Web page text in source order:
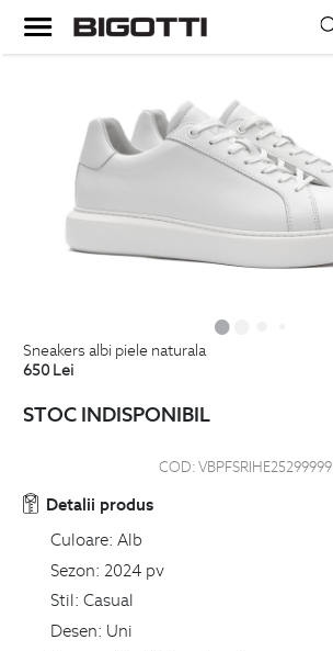
sneakers albi piele naturala
650 Lei
STOC INDISPONIBIL
COD:VBPFSRIHE25299999
Detalii produs
Culoare: Alb
Sezon: 2024 pv
Stil: Casual
Desen: Uni